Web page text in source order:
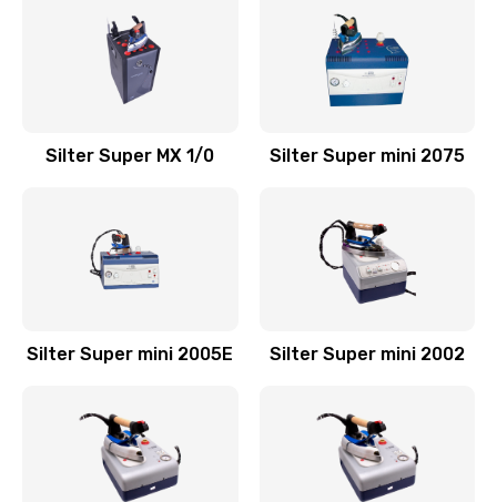
Silter Super MX 1/0 Silter Super mini 2075
Silter Super mini 2005Е Silter Super mini 2002